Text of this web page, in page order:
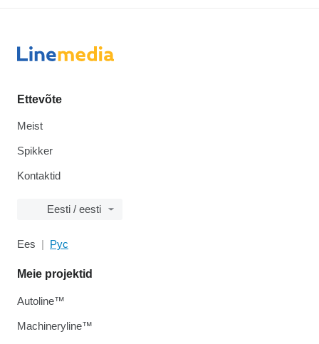
Ettevõte
Meist
Spikker
Kontaktid
Eesti / eesti
Ees Рус
Meie projektid
Autoline™
Machineryline™